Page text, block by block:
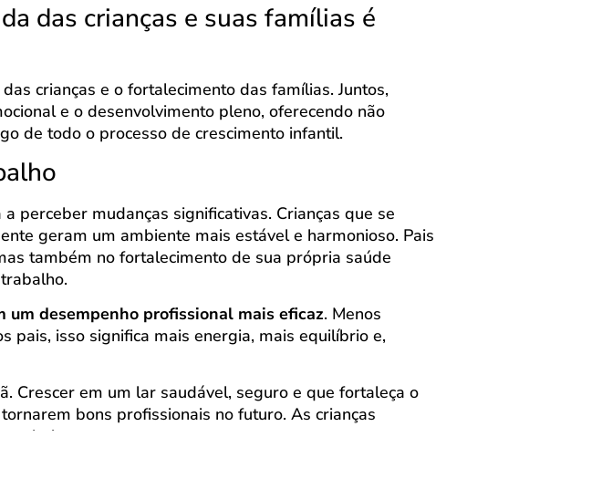
das crianças e suas famílias é
crianças e o fortalecimento das famílias. Juntos,
e o desenvolvimento pleno, oferecendo não
de todo o processo de crescimento infantil.
perceber mudanças significativas. Crianças que se
geram um ambiente mais estável e harmonioso. Pais
também no fortalecimento de sua própria saúde
desempenho profissional mais eficaz. Menos
pais, isso significa mais energia, mais equilíbrio e,
Crescer em um lar saudável, seguro e que fortaleça o
bons profissionais no futuro. As crianças